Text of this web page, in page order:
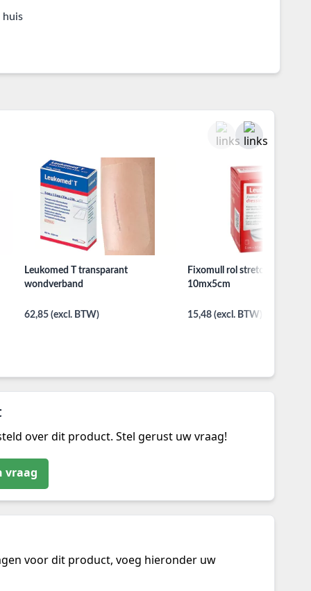
huis
Leukomed T transparant
wondverband
62,85 (excl. BTW)
Fixomull rol stretch
10mx5cm
15,48 (excl. BTW)
over dit product. Stel gerust uw vraag!
vraag
voor dit product, voeg hieronder uw